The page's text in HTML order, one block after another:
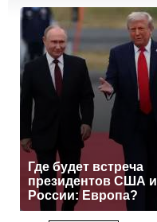
Где будет встреча
президентов США и
России: Европа?